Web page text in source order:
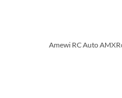
Amewi RC Auto